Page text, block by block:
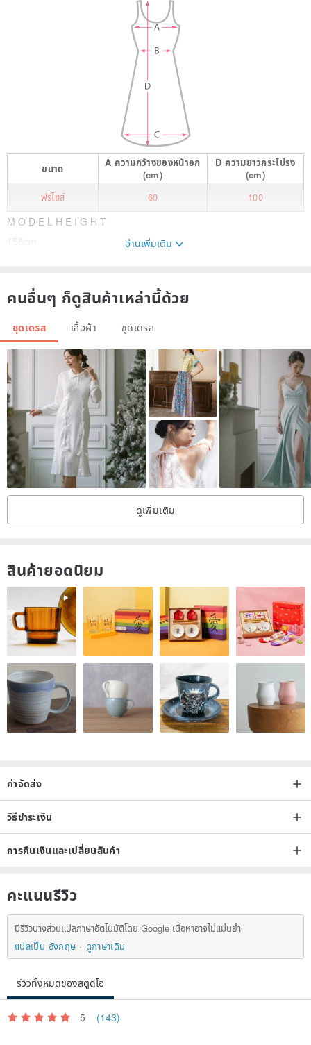
ขนาด A ความกว้างของหน้าอก
(cm)
D ความยาวกระโปรง
(cm)
ฟรีไซส์
60 100
M O D E L H E I G H T
158cm
Size : Free
Back-length : 100㎝
Chest-width : 60cm
Q U A L I T Y
Cotton 100%
(made in TAKASHIMA JAPAN)
A L L M A D E I N J A P A N
อ่านเพิ่มเติม
คนอื่นๆ ก็ดูสินค้าเหล่านี้ด้วย
ชุดเดรส เสื้อผ้า ชุดเดรส
ดูเพิ่มเติม
สินค้ายอดนิยม
ค่าจัดส่ง
วิธีชำระเงิน
การคืนเงินและเปลี่ยนสินค้า
คะแนนรีวิว
มีรีวิวบางส่วนแปลภาษาอัตโนมัติโดย Google เนื้อหาอาจไม่แม่นยำ
แปลเป็น อังกฤษ
ดูภาษาเดิม
รีวิวทั้งหมดของสตูดิโอ
5 (143)